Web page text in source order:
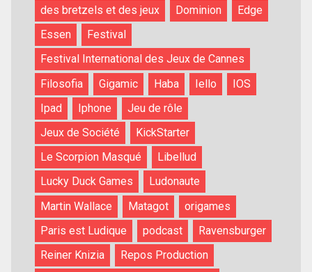
des bretzels et des jeux
Dominion
Edge
Essen
Festival
Festival International des Jeux de Cannes
Filosofia
Gigamic Haba Iello
IOS
Ipad
Iphone
Jeu de rôle
Jeux de Société
KickStarter
Le Scorpion Masqué
Libellud
Lucky Duck Games
Ludonaute
Martin Wallace
Matagot
origames
Paris est Ludique
podcast
Ravensburger
Reiner Knizia
Repos Production